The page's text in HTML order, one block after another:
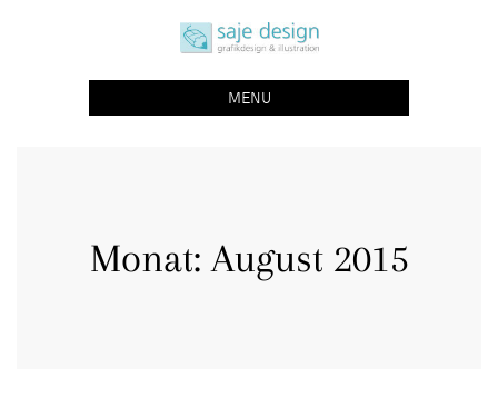
saje design bonn
grafikdesign | buchgestaltung | illustration
MENU
Monat: August 2015